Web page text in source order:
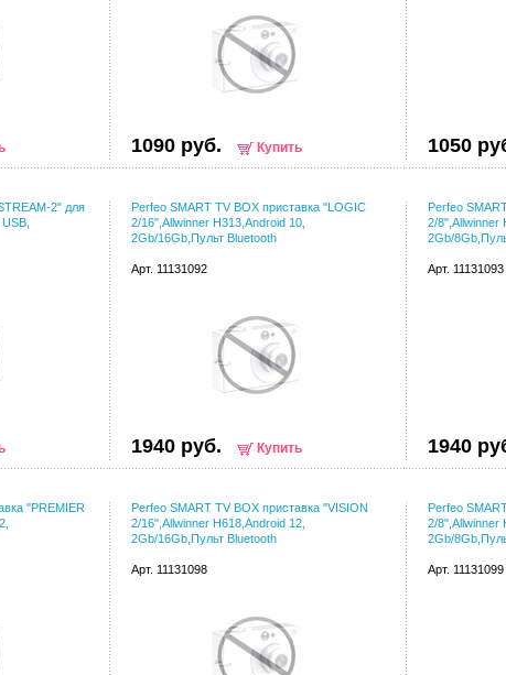
1090 руб. Купить 1050
2" для
Perfeo SMART TV BOX приставка "LOGIC
2/16",Allwinner H313,Android 10,
2Gb/16Gb,Пульт Bluetooth
Арт. 11131092
1940 руб. Купить
Perfeo
2/8",Allwinner
2Gb/
Арт. 11131093
1940
"PREMIER
Perfeo SMART TV BOX приставка "VISION
2/16",Allwinner H618,Android 12,
2Gb/16Gb,Пульт Bluetooth
Арт. 11131098
Perfeo
2/8",Allwinner
2Gb/
Арт. 11131099